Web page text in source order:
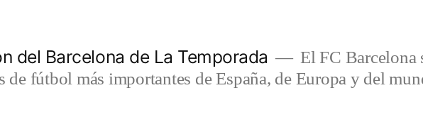
del Barcelona de La Temporada
El FC Barcelona
de fútbol más importantes de España, de Europa y del